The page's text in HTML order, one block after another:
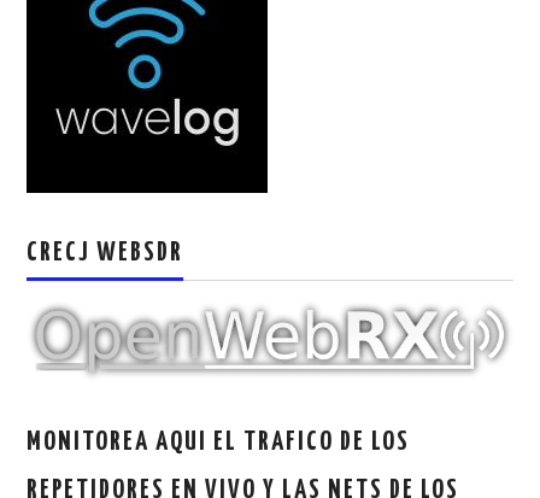
CRECJ WEBSDR
MONITOREA AQUI EL TRAFICO DE LOS
REPETIDORES EN VIVO Y LAS NETS DE LOS